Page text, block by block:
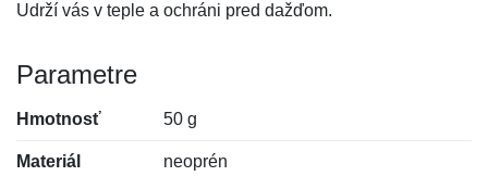
Udrží vás v teple a ochráni pred dažďom.
Parametre
Hmotnosť 50 g
Materiál neoprén